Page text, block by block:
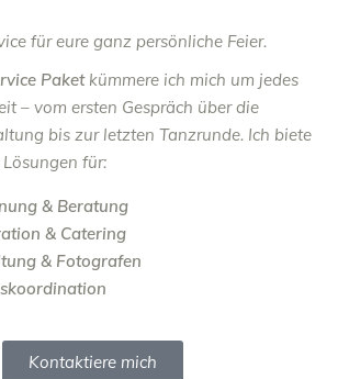
für eure ganz persönliche Feier.
Paketkümmere ich mich um jedes
– vom ersten Gespräch über die
bis zur letzten Tanzrunde. Ich biete
für:
& Beratung
& Catering
& Fotografen
Kontaktiere mich